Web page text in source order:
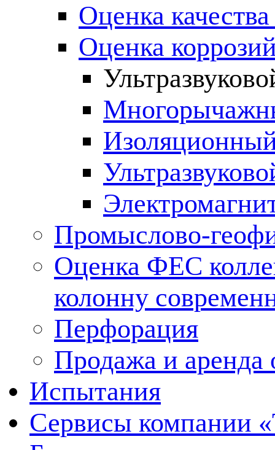
Оценка
Оценка
Промыслово-
Оценка ФЕС
колонну
Перфорация
Продажа и аренда
Испытания
Сервисы компании